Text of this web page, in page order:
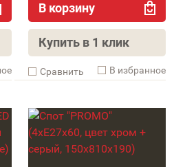
В корзину
Купить в 1 клик
Cравнить В избранное